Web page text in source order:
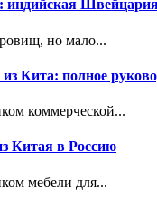
индийская
но мало...
Кита: полное
коммерческой...
Китая в Россию
мебели для...